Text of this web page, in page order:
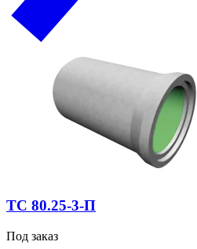
ТС 80.25-3-П
Под заказ